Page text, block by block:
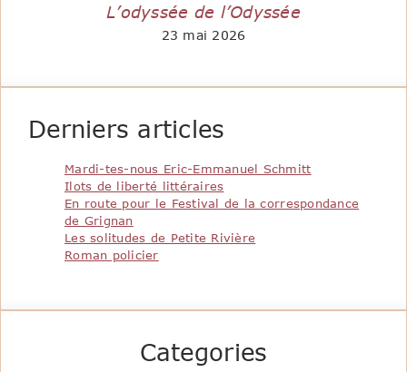
L’odyssée de l’Odyssée
23 mai 2026
Derniers articles
Mardi-tes-nous Eric-Emmanuel Schmitt
Ilots de liberté littéraires
En route pour le Festival de la correspondance
de Grignan
Les solitudes de Petite Rivière
Roman policier
Categories